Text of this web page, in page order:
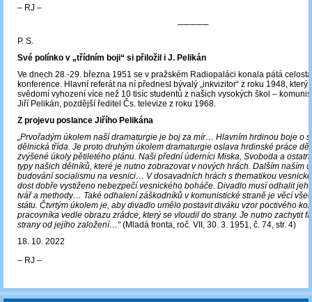
‒ RJ ‒
─────
P. S.
Své polínko v „třídním boji“ si přiložil i J. Pelikán
Ve dnech 28.-29. března 1951 se v pražském Radiopaláci konala pátá
konference. Hlavní referát na ní přednesl bývalý „inkvizitor“ z roku 1948, který
svědomí vyhození více než 10 tisíc studentů z našich vysokých škol –
Jiří Pelikán, pozdější ředitel Čs. televize z roku 1968.
Z projevu poslance Jiřího Pelikána
„Prvořadým úkolem naší dramaturgie je boj za mír… Hlavním hrdinou boje o
dělnická třída. Je proto druhým úkolem dramaturgie oslava hrdinské práce
zvýšené úkoly pětiletého plánu. Naši přední úderníci Miska, Svoboda a
typy našich dělníků, které je nutno zobrazovat v nových hrách. Dalším naším
budování socialismu na vesnici… V dosavadních hrách s thematikou
dost dobře vystiženo nebezpečí vesnického boháče. Divadlo musí odhalit
tvář a methody… Také odhalení záškodníků v komunistické straně je věcí
státu. Čtvrtým úkolem je, aby divadlo umělo postavit diváku vzor poctivého
pracovníka vedle obrazu zrádce, který se vloudil do strany. Je nutno zachytit
strany od jejího založení…“(Mladá fronta, roč. VII, 30. 3. 1951, č. 74, str. 4)
18. 10. 2022
‒ RJ ‒